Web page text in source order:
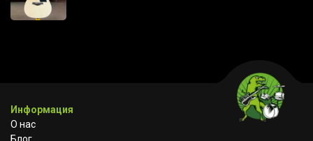
Информация
О нас